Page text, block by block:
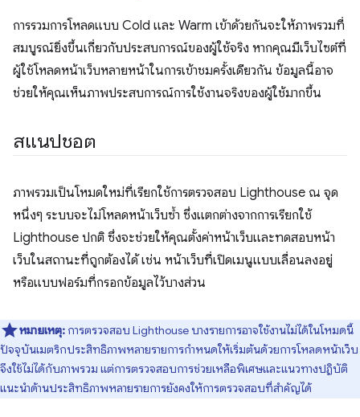
การรวมการโหลดแบบ Cold และ Warm เข้าด้วยกันจะให้ภาพรวมที่
สมบูรณ์ยิ่งขึ้นเกี่ยวกับประสบการณ์ของผู้ใช้จริง หากคุณมีเว็บไซต์ที่
ผู้ใช้โหลดหน้าเว็บหลายหน้าในการเข้าชมครั้งเดียวกัน ข้อมูลนี้อาจ
ช่วยให้คุณเห็นภาพประสบการณ์การใช้งานจริงของผู้ใช้มากขึ้น
สแนปชอต
ภาพรวมเป็นโหมดใหม่ที่เรียกใช้การตรวจสอบ Lighthouse ณ จุด
หนึ่งๆ ระบบจะไม่โหลดหน้าเว็บซ้ำ ซึ่งแตกต่างจากการเรียกใช้
Lighthouse ปกติ ซึ่งจะช่วยให้คุณตั้งค่าหน้าเว็บและทดสอบหน้า
เว็บในสถานะที่ถูกต้องได้ เช่น หน้าเว็บที่เปิดเมนูแบบเลื่อนลงอยู่
หรือแบบฟอร์มที่กรอกข้อมูลไว้บางส่วน
หมายเหตุ: การตรวจสอบ Lighthouse บางรายการอาจใช้งานไม่ได้ในโหมดนี้
ปัจจุบันเมตริกประสิทธิภาพหลายรายการกําหนดให้เริ่มต้นด้วยการโหลดหน้าเว็บ
จึงใช้ไม่ได้กับภาพรวม แต่การตรวจสอบการช่วยเหลือพิเศษและแนวทางปฏิบัติ
แนะนําด้านประสิทธิภาพหลายรายการยังคงให้การตรวจสอบที่สําคัญได้